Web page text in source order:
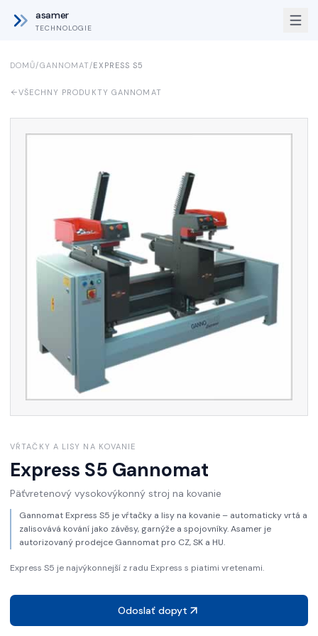
asamer
TECHNOLOGIE
DOMŮ/GANNOMAT/EXPRESS S5
VŠECHNY PRODUKTY GANNOMAT
VŔTAČKY A LISY NA KOVANIE
Express S5 Gannomat
Päťvretenový vysokovýkonný stroj na kovanie
Gannomat Express S5 je vŕtačky a lisy na kovanie – automaticky vrtá a
zalisovává kování jako závěsy, garnýže a spojovníky. Asamer je
autorizovaný prodejce Gannomat pro CZ, SK a HU.
Express S5 je najvýkonnejší z radu Express s piatimi vretenami.
Odoslať dopyt